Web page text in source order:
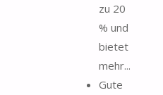
zu 20
% und
bietet
mehr...
Gute